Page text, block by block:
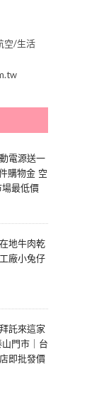
空/生活
電源送一
購物金 空
最低價
地牛肉乾
廠小兔仔
託來這家
山門市｜台
即批發價